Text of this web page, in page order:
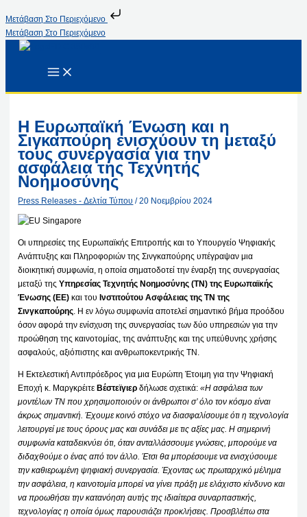
Μετάβαση Στο Περιεχόμενο
Μετάβαση Στο Περιεχόμενο
Η Ευρωπαϊκή Ένωση και η
Σιγκαπούρη ενισχύουν τη μεταξύ
τους συνεργασία για την
ασφάλεια της Τεχνητής
Νοημοσύνης
Press Releases - Δελτία Τύπου /20 Νοεμβρίου 2024
Οι υπηρεσίες της Ευρωπαϊκής Επιτροπής και το Υπουργείο Ψηφιακής
Ανάπτυξης και Πληροφοριών της Σινγκαπούρης υπέγραψαν μια
διοικητική συμφωνία, η οποία σηματοδοτεί την έναρξη της συνεργασίας
μεταξύ τηςΥπηρεσίας Τεχνητής Νοημοσύνης (ΤΝ) της Ευρωπαϊκής
Ένωσης (ΕΕ) και του Ινστιτούτου Ασφάλειας της ΤΝ της
Σινγκαπούρης. Η εν λόγω συμφωνία αποτελεί σημαντικό βήμα προόδου
όσον αφορά την ενίσχυση της συνεργασίας των δύο υπηρεσιών για την
προώθηση της καινοτομίας, της ανάπτυξης και της υπεύθυνης χρήσης
ασφαλούς, αξιόπιστης και ανθρωποκεντρικής ΤΝ.
Η Εκτελεστική Αντιπρόεδρος για μια Ευρώπη Έτοιμη για την Ψηφιακή
Εποχή κ. Μαργκρέιτε Βέστεϊγιερ δήλωσε σχετικά:«Η ασφάλεια των
μοντέλων ΤΝ που χρησιμοποιούν οι άνθρωποι σ’ όλο τον κόσμο είναι
άκρως σημαντική. Έχουμε κοινό στόχο να διασφαλίσουμε ότι η τεχνολογία
λειτουργεί με τους όρους μας και συνάδει με τις αξίες μας. Η σημερινή
συμφωνία καταδεικνύει ότι, όταν ανταλλάσσουμε γνώσεις, μπορούμε να
διδαχθούμε ο ένας από τον άλλο. Έτσι θα μπορέσουμε να ενισχύσουμε
την καθιερωμένη ψηφιακή συνεργασία. Έχοντας ως πρωταρχικό μέλημα
την ασφάλεια, η καινοτομία μπορεί να γίνει πράξη με ελάχιστο κίνδυνο και
να προωθήσει την κατανόηση αυτής της ιδιαίτερα συναρπαστικής,
τεχνολογίας η οποία όμως παρουσιάζει προκλήσεις. Προσβλέπω στα